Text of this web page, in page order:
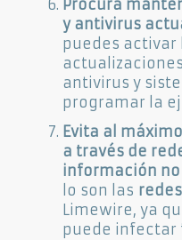
Procura
y antivirus
puedes
antivirus y
programar la
Evita al
a través de
información
lo son las redes
Limewire, ya
puede infectar